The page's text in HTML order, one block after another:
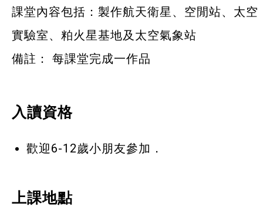
課堂內容包括：製作航天衛星、空閒站、太空
實驗室、粕火星基地及太空氣象站
備註： 每課堂完成一作品
入讀資格
歡迎6-12歲小朋友參加．
上課地點